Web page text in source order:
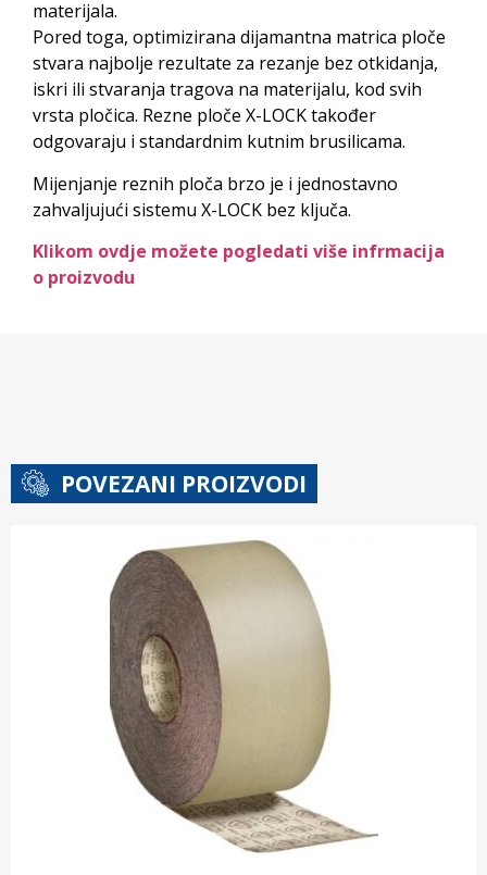
materijala.
Pored toga, optimizirana dijamantna matrica ploče
stvara najbolje rezultate za rezanje bez otkidanja,
iskri ili stvaranja tragova na materijalu, kod svih
vrsta pločica. Rezne ploče X-LOCK također
odgovaraju i standardnim kutnim brusilicama.
Mijenjanje reznih ploča brzo je i jednostavno
zahvaljujući sistemu X-LOCK bez ključa.
Klikom ovdje možete pogledati više infrmacija
o proizvodu
POVEZANI PROIZVODI